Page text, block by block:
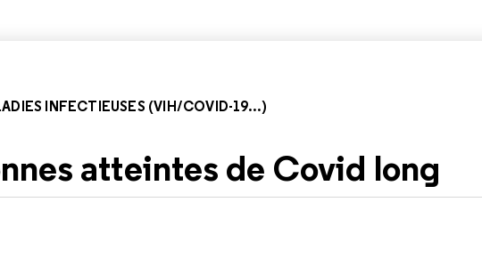
INFECTIEUSES (VIH/COVID-19...)
atteintes de Covid long